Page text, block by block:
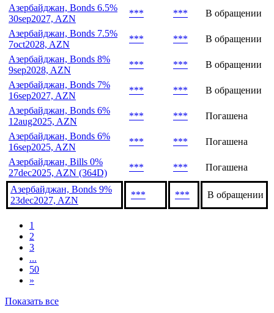
Азербайджан, Bonds 6.5%
30sep2027, AZN
*** ***
В обращении
Азербайджан, Bonds 7.5%
7oct2028, AZN
*** ***
В обращении
Азербайджан, Bonds 8%
9sep2028, AZN
*** ***
В обращении
Азербайджан, Bonds 7%
16sep2027, AZN
*** ***
В обращении
Азербайджан, Bonds 6%
12aug2025, AZN
*** ***
Погашена
Азербайджан, Bonds 6%
16sep2025, AZN
*** ***
Погашена
Азербайджан, Bills 0%
27dec2025, AZN (364D)
*** *** Погашена
Азербайджан, Bonds 9%
23dec2027, AZN
*** *** В обращении
1
2
3
...
50
»
Показать все